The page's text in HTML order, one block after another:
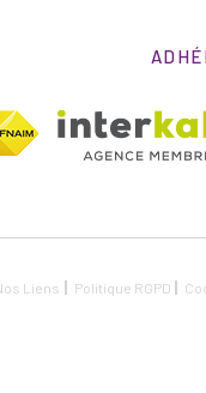
Liens Politique RGPD